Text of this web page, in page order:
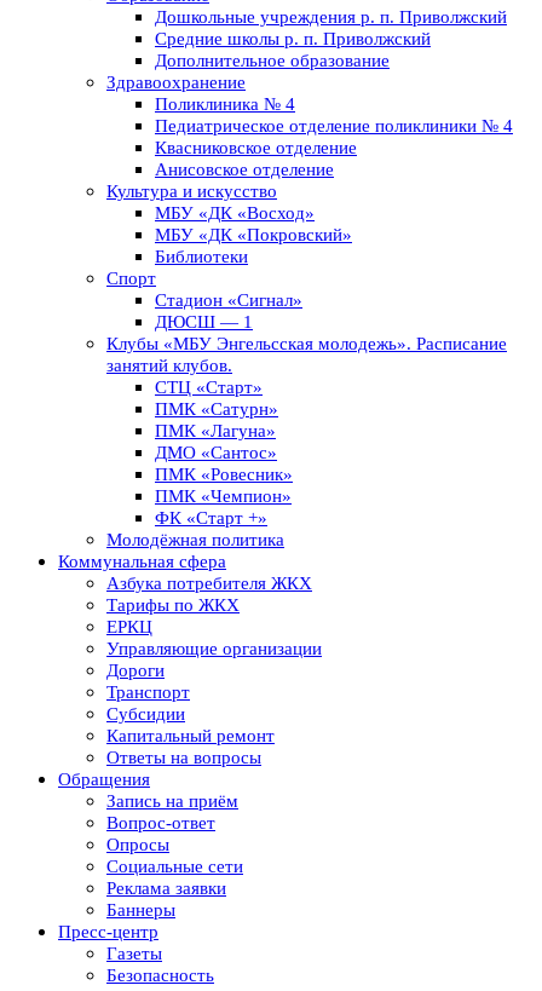
Дошкольные учреждения р. п. Приволжский
Средние школы р. п. Приволжский
Дополнительное образование
Здравоохранение
Поликлиника № 4
Педиатрическое отделение поликлиники № 4
Квасниковское отделение
Анисовское отделение
Культура и искусство
МБУ «ДК «Восход»
МБУ «ДК «Покровский»
Библиотеки
Спорт
Стадион «Сигнал»
ДЮСШ — 1
Клубы «МБУ Энгельсская молодежь». Расписание
занятий клубов.
СТЦ «Старт»
ПМК «Сатурн»
ПМК «Лагуна»
ДМО «Сантос»
ПМК «Ровесник»
ПМК «Чемпион»
ФК «Старт +»
Молодёжная политика
Коммунальная сфера
Азбука потребителя ЖКХ
Тарифы по ЖКХ
ЕРКЦ
Управляющие организации
Дороги
Транспорт
Субсидии
Капитальный ремонт
Ответы на вопросы
Обращения
Запись на приём
Вопрос-ответ
Опросы
Социальные сети
Реклама заявки
Баннеры
Пресс-центр
Газеты
Безопасность